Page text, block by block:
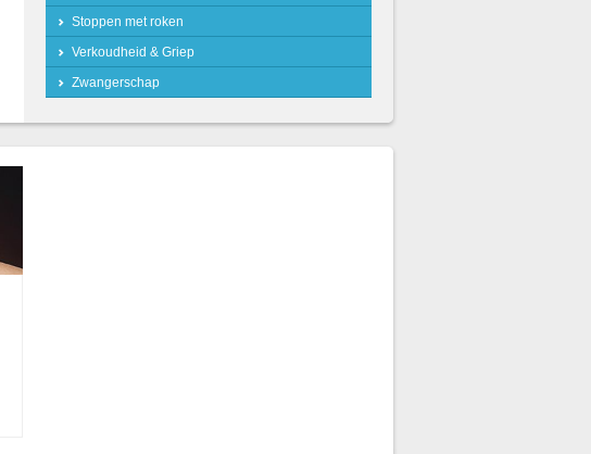
Stoppen met roken
Verkoudheid & Griep
Zwangerschap